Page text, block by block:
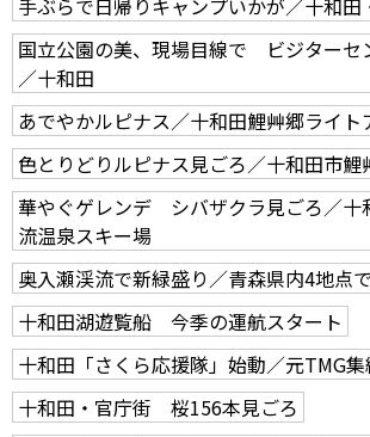
国立公園の美、現場目線で ビジターセ
／十和田
あでやかルピナス／十和田鯉艸郷ライト
色とりどりルピナス見ごろ／十和田市鯉
華やぐゲレンデ シバザクラ見ごろ／十
流温泉スキー場
奥入瀬渓流で新緑盛り／青森県内4地点
十和田湖遊覧船 今季の運航スタート
十和田「さくら応援隊」始動／元TMG集
十和田・官庁街 桜156本見ごろ